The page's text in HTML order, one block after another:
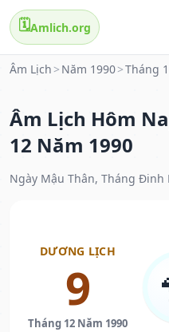
🗓️Amlich.org
Âm Lịch > Năm 1990>Tháng
Âm Lịch Hôm
12 Năm 1990
Ngày Mậu Thân, Tháng Đinh
DƯƠNG LỊCH
9
Tháng 12 Năm 1990